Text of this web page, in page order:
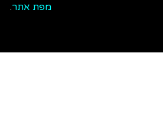
מפת אתר.